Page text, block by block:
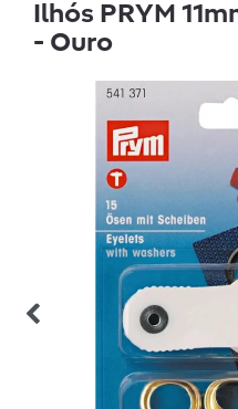
Ilhós PRYM
- Ouro